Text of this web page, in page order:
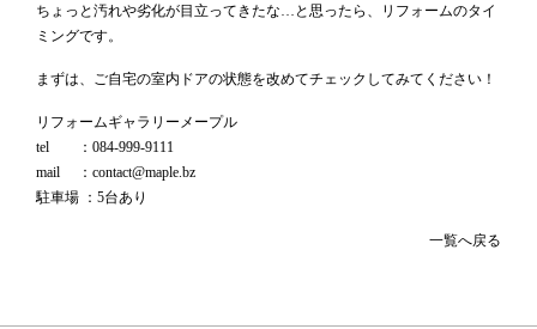
ちょっと汚れや劣化が目立ってきたな…と思ったら、リフォームのタイ
ミングです。
まずは、ご自宅の室内ドアの状態を改めてチェックしてみてください！
リフォームギャラリーメープル
tel ：084-999-9111
mail ：contact@maple.bz
駐車場 ：5台あり
一覧へ戻る